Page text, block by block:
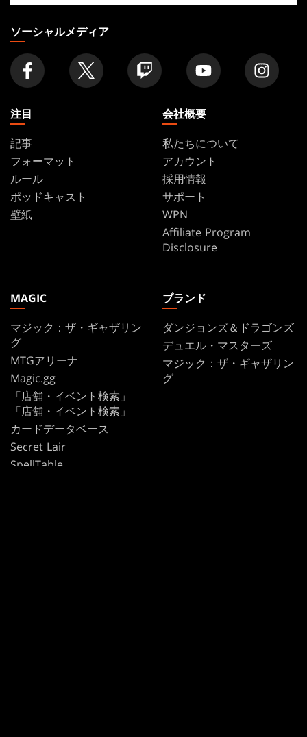
り
の
店
舗
を
探
ソーシャルメディア
注目
記事
フォーマット
ルール
ポッドキャスト
壁紙
会社概要
私たちについて
アカウント
採用情報
サポート
WPN
Affiliate Program
Disclosure
MAGIC
マジック：ザ・ギャザリン
グ
MTGアリーナ
Magic.gg
「店舗・イベント検索」
「店舗・イベント検索」
カードデータベース
Secret Lair
SpellTable
ブランド
ダンジョンズ＆ドラゴンズ
デュエル・マスターズ
マジック：ザ・ギャザリン
グ